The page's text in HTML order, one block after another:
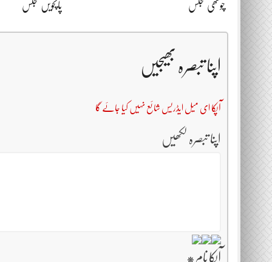
چوتھی مجلس پانچویں مجلس
اپنا تبصرہ بھیجیں
آپکا ای میل ایڈریس شائع نہیں کیا جائے گا
اپنا تبصرہ لکھیں
آپکا نام *